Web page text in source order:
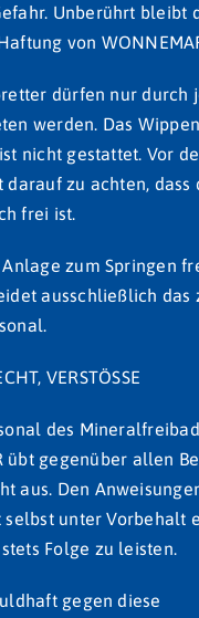
Unberührt bleibt
von
dürfen nur durch
werden. Das
nicht gestattet. Vor
darauf zu achten, dass
frei ist.
zum Springen
ausschließlich das
VERSTÖSSE
des
übt gegenüber allen
aus. Den
selbst unter Vorbehalt
Folge zu leisten.
gegen diese